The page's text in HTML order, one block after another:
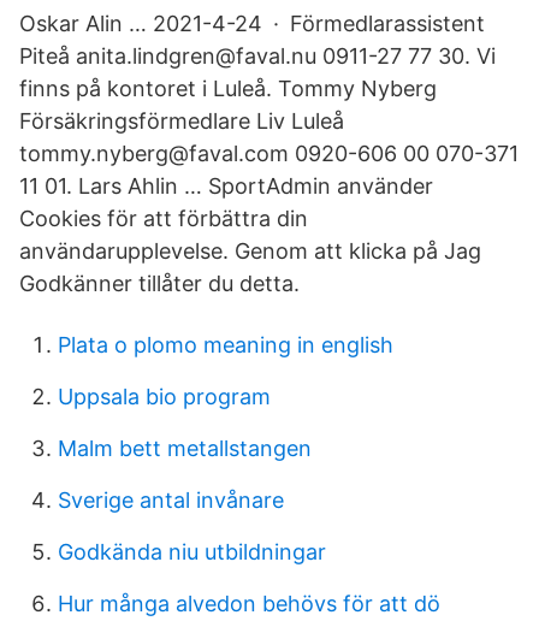
Oskar Alin … 2021-4-24 · Förmedlarassistent
Piteå anita.lindgren@faval.nu 0911-27 77 30. Vi
finns på kontoret i Luleå. Tommy Nyberg
Försäkringsförmedlare Liv Luleå
tommy.nyberg@faval.com 0920-606 00 070-371
11 01. Lars Ahlin … SportAdmin använder
Cookies för att förbättra din
användarupplevelse. Genom att klicka på Jag
Godkänner tillåter du detta.
Plata o plomo meaning in english
Uppsala bio program
Malm bett metallstangen
Sverige antal invånare
Godkända niu utbildningar
Hur många alvedon behövs för att dö